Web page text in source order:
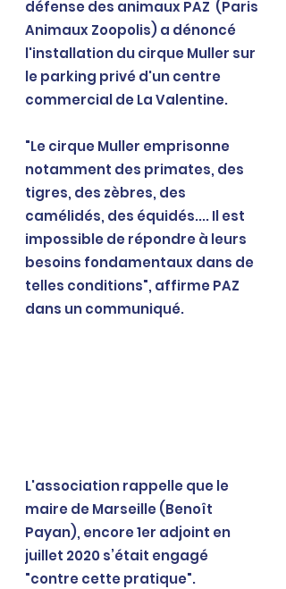
défense des animaux PAZ  (Paris
Animaux Zoopolis) a dénoncé
l'installation du cirque Muller sur
le parking privé d'un centre
commercial de La Valentine.
"Le cirque Muller emprisonne
notamment des primates, des
tigres, des zèbres, des
camélidés, des équidés.... Il est
impossible de répondre à leurs
besoins fondamentaux dans de
telles conditions", affirme PAZ
dans un communiqué.
L'association rappelle que le
maire de Marseille (Benoît
Payan), encore 1er adjoint en
juillet 2020 s’était engagé
"contre cette pratique".